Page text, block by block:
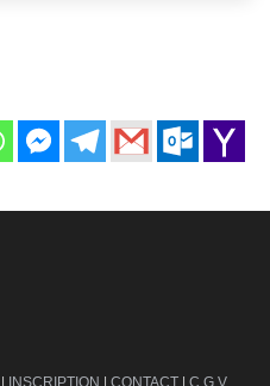
| INSCRIPTION | CONTACT | C.G.V